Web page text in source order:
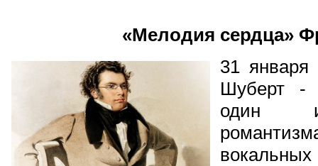
«Мелодия сердца»
31 января
Шуберт -
один